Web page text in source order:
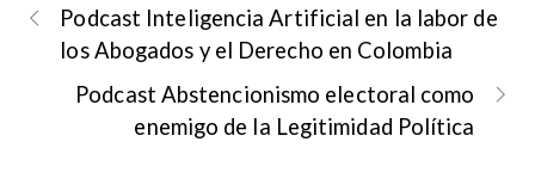
Podcast Inteligencia Artificial en la labor de
los Abogados y el Derecho en Colombia
Podcast Abstencionismo electoral como
enemigo de la Legitimidad Política